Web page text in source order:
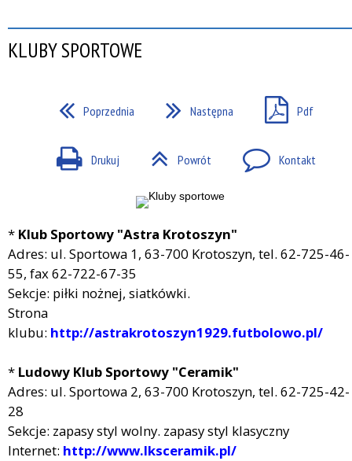
KLUBY SPORTOWE
Poprzednia Następna Pdf
Drukuj Powrót Kontakt
* Klub Sportowy "Astra Krotoszyn"
Adres: ul. Sportowa 1, 63-700 Krotoszyn, tel. 62-725-46-
55, fax 62-722-67-35
Sekcje: piłki nożnej, siatkówki.
Strona
klubu: http://astrakrotoszyn1929.futbolowo.pl/
* Ludowy Klub Sportowy "Ceramik"
Adres: ul. Sportowa 2, 63-700 Krotoszyn, tel. 62-725-42-
28
Sekcje: zapasy styl wolny. zapasy styl klasyczny
Internet: http://www.lksceramik.pl/